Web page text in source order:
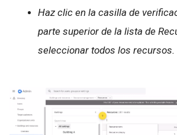
Haz clic en la casilla de
parte superior de la lista de
seleccionar todos los recursos.